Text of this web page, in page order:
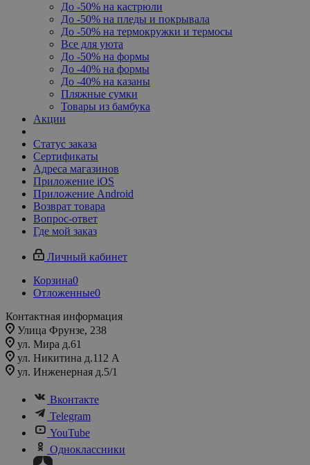
До -50% на кастрюли
До -50% на пледы и покрывала
До -50% на термокружки и термосы
Все для уюта
До -50% на формы
До -40% на формы
До -40% на казаны
Пляжные сумки
Товары из бамбука
Акции
Статус заказа
Сертификаты
Адреса магазинов
Приложение iOS
Приложение Android
Возврат товара
Вопрос-ответ
Где мой заказ
Личный кабинет
Корзина0
Отложенные0
Контактная информация
Улица Фрунзе, 238​
ул. Мира д.61
ул. Никитина д.112 А
ул. Инженерная д.5/1
Вконтакте
Telegram
YouTube
Одноклассники